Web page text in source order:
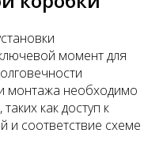
момент для
монтажа необходимо
как доступ к
и соответствие схеме